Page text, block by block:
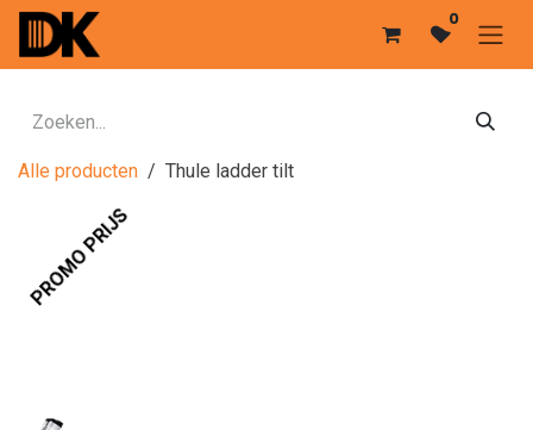
Overslaan naar inhoud 0
Alle producten Thule ladder tilt
PROMO PRIJS